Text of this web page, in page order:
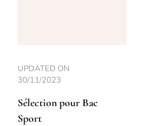
UPDATED ON
30/11/2023
Sélection pour Bac
Sport